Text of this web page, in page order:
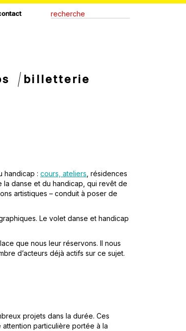
billetterie
handicap : cours, ateliers , résidences
danse et du handicap, qui revêt de
artistiques – conduit à poser de
Le volet danse et handicap
que nous leur réservons. Il nous
d’acteurs déjà actifs sur ce sujet.
projets dans la durée. Ces
attention particulière portée à la